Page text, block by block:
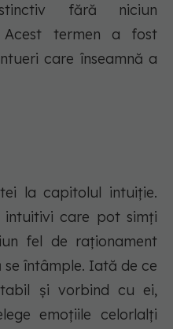
fără niciun
Acest termen a fost
care înseamnă a
la capitolul intuiție.
intuitivi care pot simți
fel de raționament
întâmple. Iată de ce
și vorbind cu ei,
emoțiile celorlalți